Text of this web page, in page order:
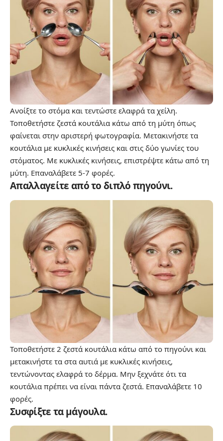
Ανοίξτε το στόμα και τεντώστε ελαφρά τα χείλη.
Τοποθετήστε ζεστά κουτάλια κάτω από τη μύτη όπως
φαίνεται στην αριστερή φωτογραφία. Μετακινήστε τα
κουτάλια με κυκλικές κινήσεις και στις δύο γωνίες του
στόματος. Με κυκλικές κινήσεις, επιστρέψτε κάτω από τη
μύτη. Επαναλάβετε 5-7 φορές.
Απαλλαγείτε από το διπλό πηγούνι.
Τοποθετήστε 2 ζεστά κουτάλια κάτω από το πηγούνι και
μετακινήστε τα στα αυτιά με κυκλικές κινήσεις,
τεντώνοντας ελαφρά το δέρμα. Μην ξεχνάτε ότι τα
κουτάλια πρέπει να είναι πάντα ζεστά. Επαναλάβετε 10
φορές.
Συσφίξτε τα μάγουλα.